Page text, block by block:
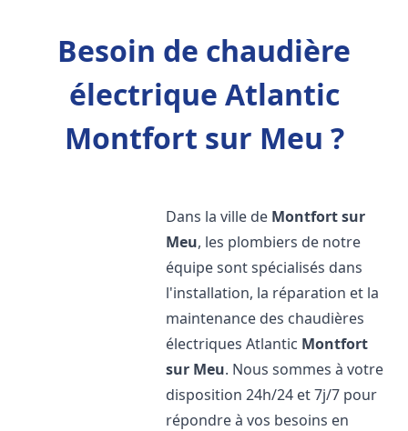
Besoin de chaudière
électrique Atlantic
Montfort sur Meu ?
Dans la ville de Montfort sur
Meu, les plombiers de notre
équipe sont spécialisés dans
l'installation, la réparation et la
maintenance des chaudières
électriques Atlantic Montfort
sur Meu. Nous sommes à votre
disposition 24h/24 et 7j/7 pour
répondre à vos besoins en